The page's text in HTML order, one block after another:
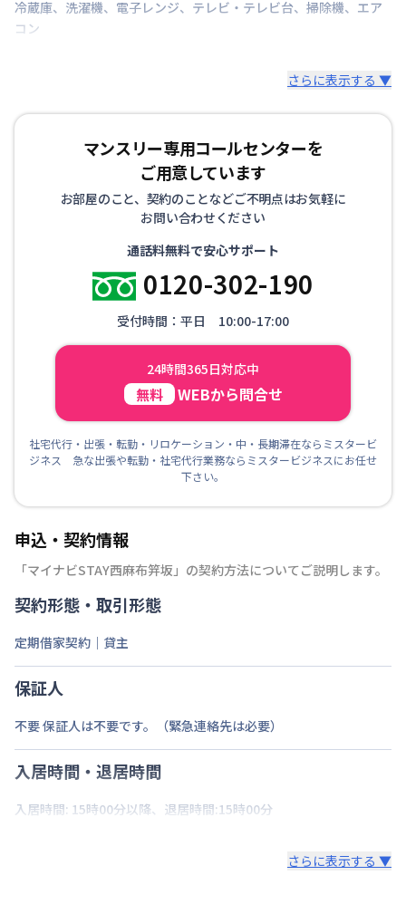
冷蔵庫、 洗濯機、 電子レンジ、 テレビ・テレビ台、 掃除機、 エア
コン
さらに表示する ▼
マンスリー専用コールセンターを
ご用意しています
お部屋のこと、契約のことなどご不明点はお気軽に
お問い合わせください
通話料無料で安心サポート
0120-302-190
受付時間：平日 10:00-17:00
24時間365日対応中
無料 WEBから問合せ
社宅代行・出張・転勤・リロケーション・中・長期滞在ならミスタービ
ジネス 急な出張や転勤・社宅代行業務ならミスタービジネスにお任せ
下さい。
申込・契約情報
「マイナビSTAY西麻布笄坂 」の契約方法についてご説明します。
契約形態・取引形態
定期借家契約｜貸主
保証人
不要 保証人は不要です。（緊急連絡先は必要）
入居時間・退居時間
入居時間: 15時00分以降、退居時間:15時00分
さらに表示する ▼